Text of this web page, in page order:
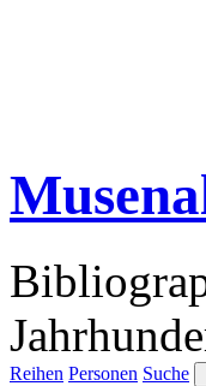
Reihen Personen Suche